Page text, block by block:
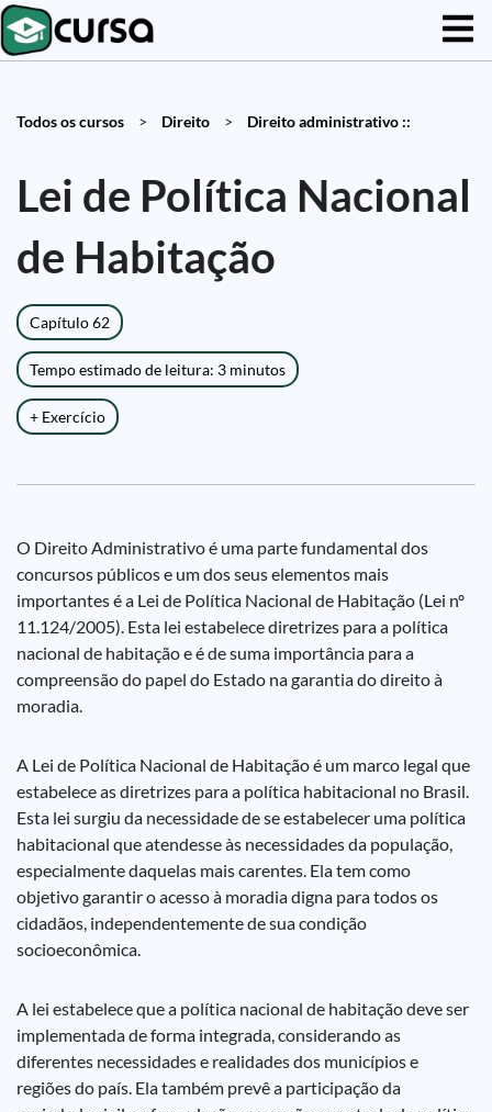
Todos os cursos > Direito > Direito administrativo ::
Lei de Política Nacional
de Habitação
Capítulo 62
Tempo estimado de leitura: 3 minutos
+ Exercício
O Direito Administrativo é uma parte fundamental dos
concursos públicos e um dos seus elementos mais
importantes é a Lei de Política Nacional de Habitação (Lei nº
11.124/2005). Esta lei estabelece diretrizes para a política
nacional de habitação e é de suma importância para a
compreensão do papel do Estado na garantia do direito à
moradia.
A Lei de Política Nacional de Habitação é um marco legal que
estabelece as diretrizes para a política habitacional no Brasil.
Esta lei surgiu da necessidade de se estabelecer uma política
habitacional que atendesse às necessidades da população,
especialmente daquelas mais carentes. Ela tem como
objetivo garantir o acesso à moradia digna para todos os
cidadãos, independentemente de sua condição
socioeconômica.
A lei estabelece que a política nacional de habitação deve ser
implementada de forma integrada, considerando as
diferentes necessidades e realidades dos municípios e
regiões do país. Ela também prevê a participação da